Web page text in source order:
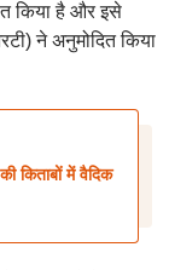
किया है और इसे
ने अनुमोदित किया
किताबों में वैदिक